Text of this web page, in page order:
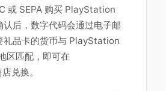
或 SEPA 购买 PlayStation
认后，数字代码会通过电子邮
礼品卡的货币与 PlayStation
区匹配，即可在
兑换。